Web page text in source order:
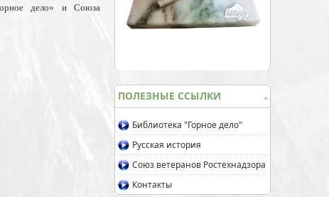
дело» и Союза
ПОЛЕЗНЫЕ ССЫЛКИ
Библиотека "Горное дело"
Русская история
Союз ветеранов Ростехнадзора
Контакты